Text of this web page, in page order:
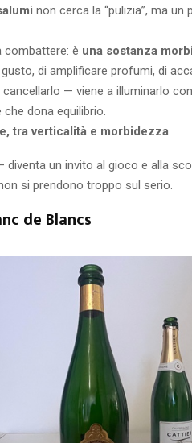
non cerca la “pulizia”, ma un
combattere: è una sostanza
di amplificare profumi, di
— viene a illuminarlo
dona equilibrio.
tra verticalità e morbidezza
diventa un invito al gioco e alla
si prendono troppo sul serio.
de Blancs